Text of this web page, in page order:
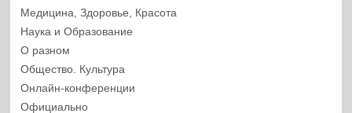
Медицина, Здоровье, Красота
Наука и Образование
О разном
Общество. Культура
Онлайн-конференции
Официально